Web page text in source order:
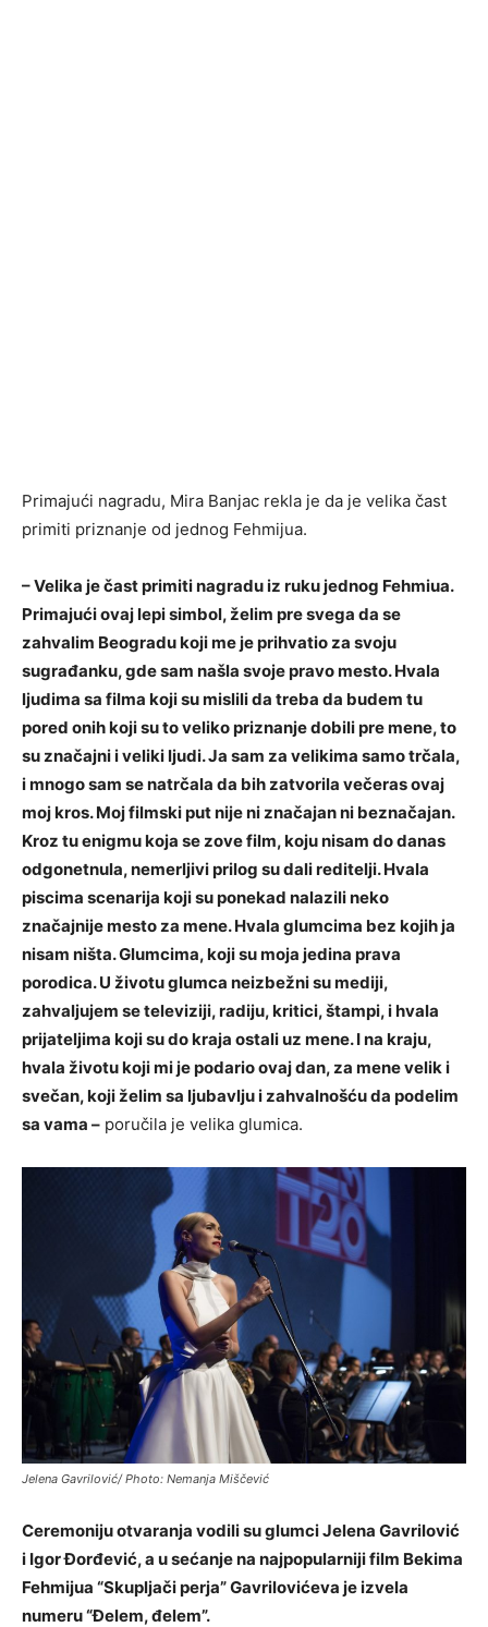
Primajući nagradu, Mira Banjac rekla je da je velika čast
primiti priznanje od jednog Fehmijua.
– Velika je čast primiti nagradu iz ruku jednog Fehmiua.
Primajući ovaj lepi simbol, želim pre svega da se
zahvalim Beogradu koji me je prihvatio za svoju
sugrađanku, gde sam našla svoje pravo mesto. Hvala
ljudima sa filma koji su mislili da treba da budem tu
pored onih koji su to veliko priznanje dobili pre mene, to
su značajni i veliki ljudi. Ja sam za velikima samo trčala,
i mnogo sam se natrčala da bih zatvorila večeras ovaj
moj kros. Moj filmski put nije ni značajan ni beznačajan.
Kroz tu enigmu koja se zove film, koju nisam do danas
odgonetnula, nemerljivi prilog su dali reditelji. Hvala
piscima scenarija koji su ponekad nalazili neko
značajnije mesto za mene. Hvala glumcima bez kojih ja
nisam ništa. Glumcima, koji su moja jedina prava
porodica. U životu glumca neizbežni su mediji,
zahvaljujem se televiziji, radiju, kritici, štampi, i hvala
prijateljima koji su do kraja ostali uz mene. I na kraju,
hvala životu koji mi je podario ovaj dan, za mene velik i
svečan, koji želim sa ljubavlju i zahvalnošću da podelim
sa vama – poručila je velika glumica.
Jelena Gavrilović/ Photo: Nemanja Miščević
Ceremoniju otvaranja vodili su glumci Jelena Gavrilović
i Igor Ðorđević, a u sećanje na najpopularniji film Bekima
Fehmijua “Skupljači perja” Gavrilovićeva je izvela
numeru “Ðelem, đelem”.